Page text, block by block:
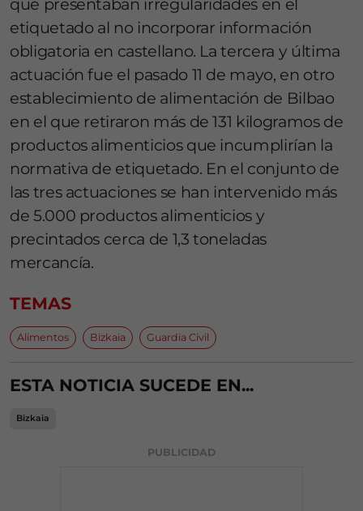
que presentaban irregularidades en el
etiquetado al no incorporar información
obligatoria en castellano. La tercera y última
actuación fue el pasado 11 de mayo, en otro
establecimiento de alimentación de Bilbao
en el que retiraron más de 131 kilogramos de
productos alimenticios que incumplirían la
normativa de etiquetado. En el conjunto de
las tres actuaciones se han intervenido más
de 5.000 productos alimenticios y
precintados cerca de 1,3 toneladas
mercancía.
TEMAS
Alimentos Bizkaia Guardia Civil
ESTA NOTICIA SUCEDE EN...
Bizkaia
PUBLICIDAD